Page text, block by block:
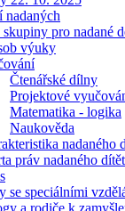
nadaných
skupiny pro nadané
výuky
Čtenářské dílny
Projektové
Matematika - logika
Naukověda
nadaného
práv nadaného
se speciálními
a rodiče k